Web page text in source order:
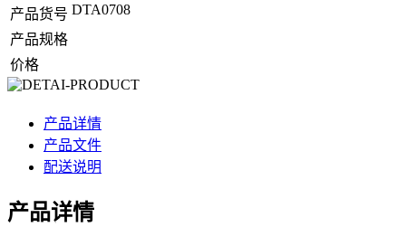
产品货号 DTA0708
产品规格
价格
产品详情
产品文件
配送说明
产品详情